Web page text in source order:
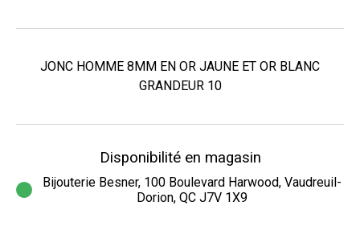
JONC HOMME 8MM EN OR JAUNE ET OR BLANC
GRANDEUR 10
Disponibilité en magasin
Bijouterie Besner, 100 Boulevard Harwood, Vaudreuil-
Dorion, QC J7V 1X9